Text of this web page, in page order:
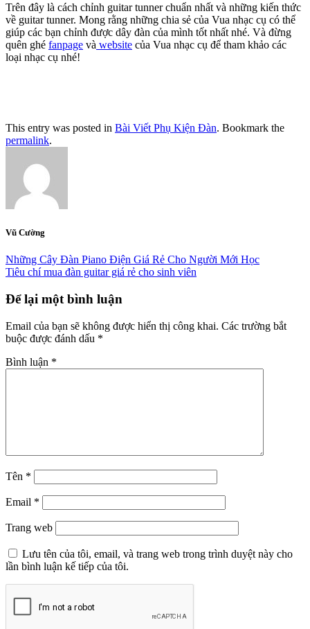
Trên đây là cách chỉnh guitar tunner chuẩn nhất và những kiến thức
về guitar tunner. Mong rằng những chia sẻ của Vua nhạc cụ có thể
giúp các bạn chỉnh được dây đàn của mình tốt nhất nhé. Và đừng
quên ghé fanpage và website của Vua nhạc cụ để tham khảo các
loại nhạc cụ nhé!
This entry was posted in Bài Viết Phụ Kiện Đàn. Bookmark the
permalink.
Vũ Cường
Những Cây Đàn Piano Điện Giá Rẻ Cho Người Mới Học
Tiêu chí mua đàn guitar giá rẻ cho sinh viên
Để lại một bình luận
Email của bạn sẽ không được hiển thị công khai. Các trường bắt
buộc được đánh dấu *
Bình luận *
Tên *
Email *
Trang web
Lưu tên của tôi, email, và trang web trong trình duyệt này cho
lần bình luận kế tiếp của tôi.